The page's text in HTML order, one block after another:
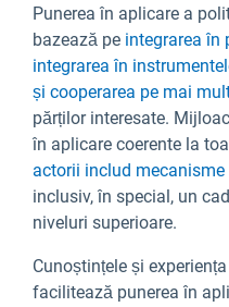
Punerea în aplicare a
bazează pe integrarea în
integrarea în
și cooperarea pe mai
părților interesate.
în aplicare coerente la
actorii includ
inclusiv, în special, un
niveluri superioare.
Cunoștințele și
facilitează punerea în